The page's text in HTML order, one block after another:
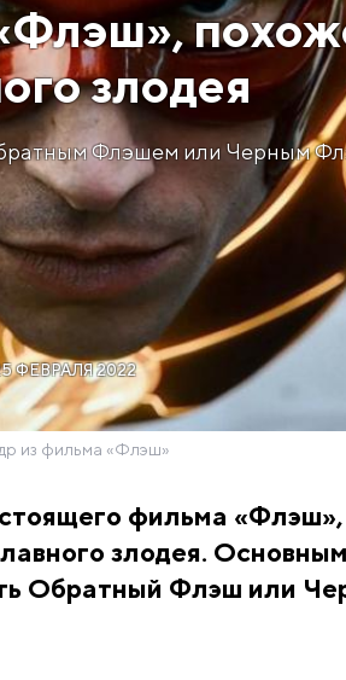
злодея
Флэшем или Черным
ФЕВРАЛЯ 2022
из фильма «Флэш»
фильма «Флэш»,
злодея. Основным
Обратный Флэш или